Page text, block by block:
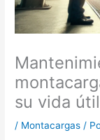
su vida útil
/ Montacargas /